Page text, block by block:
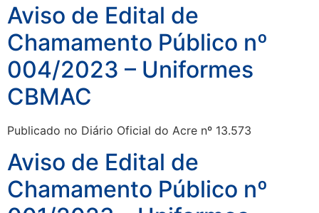
Aviso de Edital de
Chamamento Público nº
004/2023 – Uniformes
CBMAC
Publicado no Diário Oficial do Acre nº 13.573
Aviso de Edital de
Chamamento Público nº